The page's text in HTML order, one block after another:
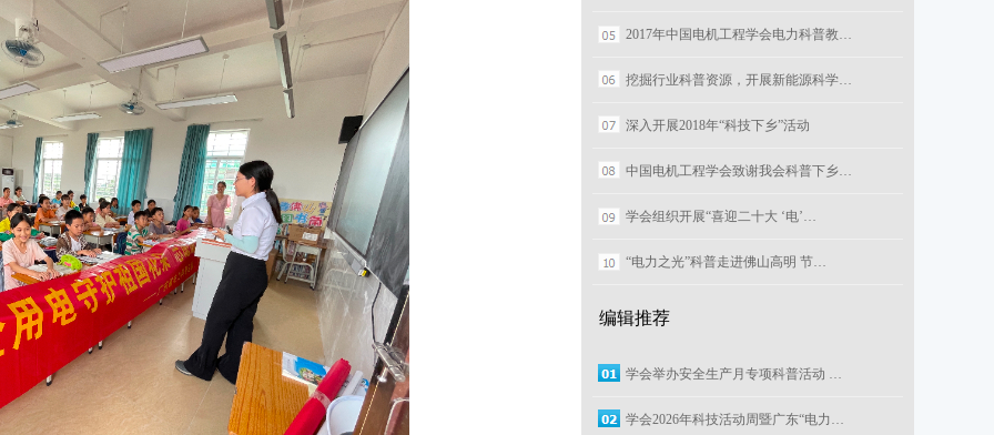
2017年中国电机工程学会电力科普教…
挖掘行业科普资源，开展新能源科学…
深入开展2018年“科技下乡”活动
中国电机工程学会致谢我会科普下乡…
学会组织开展“喜迎二十大 ‘电’…
“电力之光”科普走进佛山高明 节…
编辑推荐
学会举办安全生产月专项科普活动 …
学会2026年科技活动周暨广东“电力…